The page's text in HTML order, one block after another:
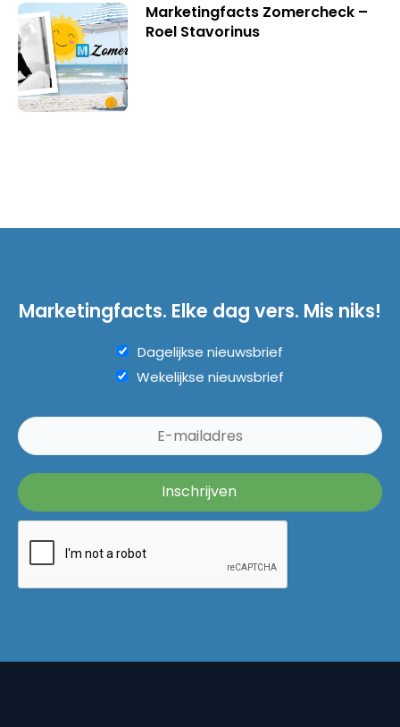
Marketingfacts Zomercheck –
Roel Stavorinus
Marketingfacts. Elke dag vers. Mis niks!
Dagelijkse nieuwsbrief
Wekelijkse nieuwsbrief